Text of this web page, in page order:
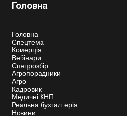
Головна
Головна
Спецтема
Комерція
Вебінари
Спецрозбір
Агропорадники
Агро
Кадровик
Медичні КНП
Реальна бухгалтерія
Новини